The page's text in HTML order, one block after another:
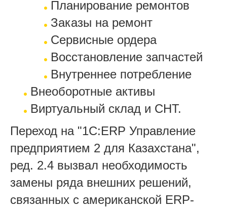
Планирование ремонтов
Заказы на ремонт
Сервисные ордера
Восстановление запчастей
Внутреннее потребление
Внеоборотные активы
Виртуальный склад и СНТ.
Переход на "1C:ERP Управление
предприятием 2 для Казахстана",
ред. 2.4 вызвал необходимость
замены ряда внешних решений,
связанных с американской ERP-